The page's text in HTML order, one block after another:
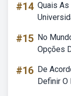
#14 Quais
#15 No
Opções
#16 De
Definir O